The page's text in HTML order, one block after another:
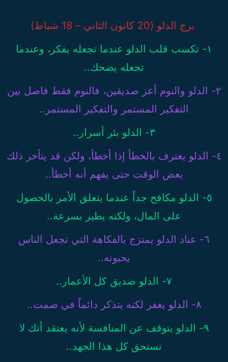
برج الدلو (20 كانون الثاني – 18 شباط)
١- تكسب قلب الدلو عندما تجعله يفكر، وعندما
تجعله يضحك..
٢- الدلو والنوم أعز صديقين، فالنوم فقط فاصل بين
التفكير المستمر والتفكير المستمر..
٣- الدلو بئر أسرار..
٤- الدلو يعترف بالخطأ إذا أخطأ، ولكن قد يتأخر ذلك
بعض الوقت حتى يفهم أنه أخطأ..
٥- الدلو مكافح جداً عندما يتعلق الأمر بالحصول
على المال، ولكنه يطير بسرعة..
٦- عناد الدلو يمتزج بالفكاهة التي تجعل الناس
يحبونه..
٧- الدلو صديق كل الأعمار..
٨- الدلو يغفر لكنه يتذكر دائماً في صمت..
٩- الدلو يتوقف عن المنافسة لأنه يعتقد أنك لا
تستحق كل هذا الجهد..